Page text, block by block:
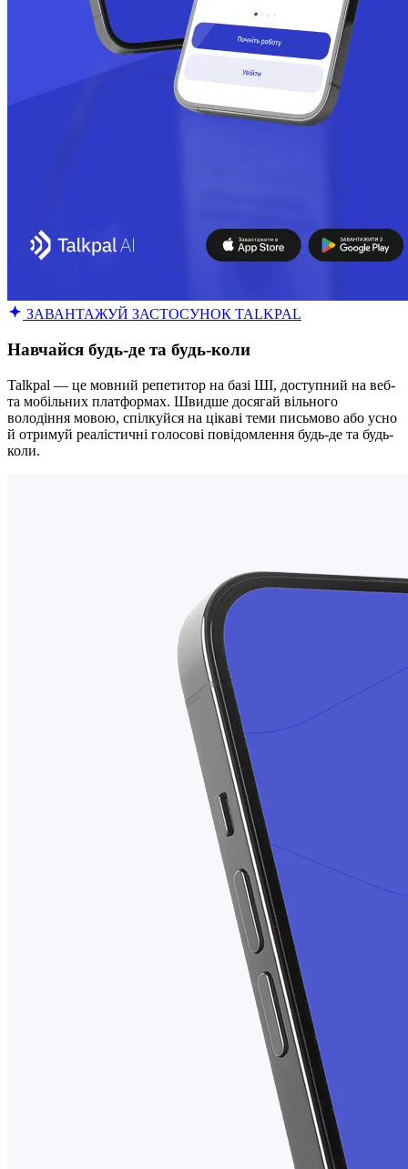
ЗАВАНТАЖУЙ ЗАСТОСУНОК TALKPAL
Навчайся будь-де та будь-коли
Talkpal — це мовний репетитор на базі ШІ, доступний на веб-
та мобільних платформах. Швидше досягай вільного
володіння мовою, спілкуйся на цікаві теми письмово або усно
й отримуй реалістичні голосові повідомлення будь-де та будь-
коли.